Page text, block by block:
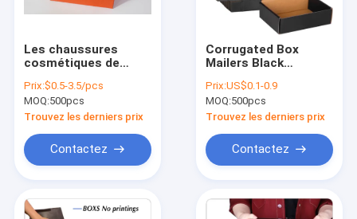
Les chaussures
cosmétiques de
boîtes de carton de
papier de PMS C2S
pense donnant le
boîte-cadeau avec le
logo
Prix:$0.5-3.5/pcs
MOQ:500pcs
Trouvez les derniers prix
Contactez
Corrugated Box
Mailers Black
Shipping Boxes for
Mailing
Prix:US$0.1-0.9
MOQ:500pcs
Trouvez les derniers prix
Contactez